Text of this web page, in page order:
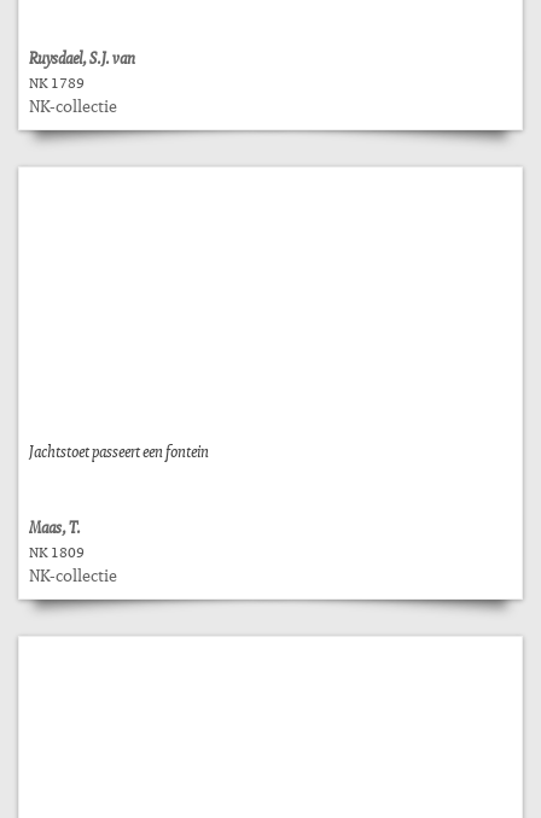
Ruysdael, S.J. van
NK 1789
NK-collectie
Jachtstoet passeert een fontein
Maas, T.
NK 1809
NK-collectie